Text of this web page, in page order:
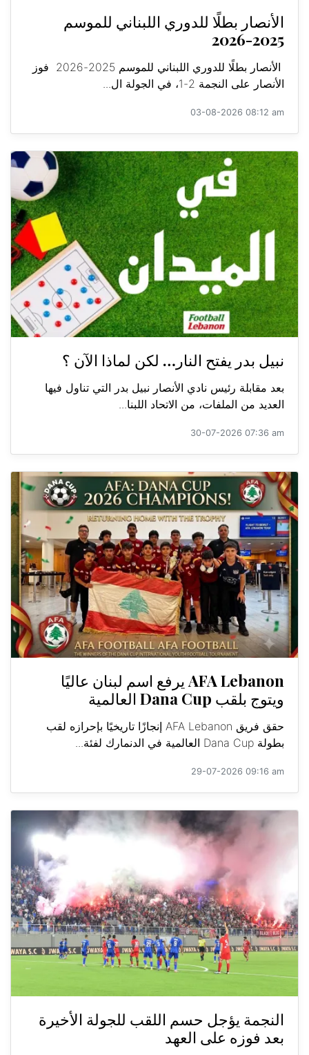
الأنصار بطلًا للدوري اللبناني للموسم
2025-2026
الأنصار بطلًا للدوري اللبناني للموسم 2025-2026 فوز
الأنصار على النجمة 2-1، في الجولة ال...
03-08-2026 08:12 am
نبيل بدر يفتح النار… لكن لماذا الآن ؟
بعد مقابلة رئيس نادي الأنصار نبيل بدر التي تناول فيها
العديد من الملفات، من الاتحاد اللبنا...
30-07-2026 07:36 am
AFA Lebanon يرفع اسم لبنان عاليًا
ويتوج بلقب Dana Cup العالمية
حقق فريق AFA Lebanon إنجازًا تاريخيًا بإحرازه لقب
بطولة Dana Cup العالمية في الدنمارك لفئة...
29-07-2026 09:16 am
النجمة يؤجل حسم اللقب للجولة الأخيرة
بعد فوزه على العهد